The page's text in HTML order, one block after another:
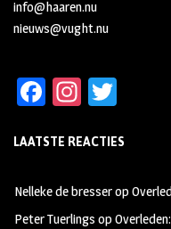
info@haaren.nu
nieuws@vught.nu
Fa
b
oo
k
In
ag
m
tt
LAATSTE REACTIES
Nelleke de bresserop
Peter Tuerlings op